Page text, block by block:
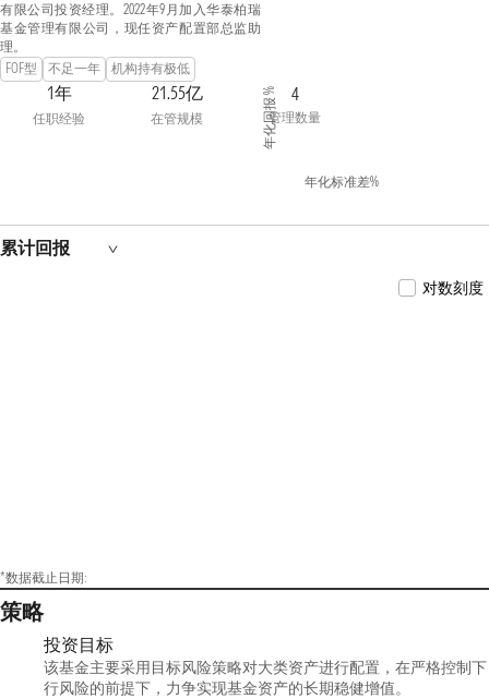
有限公司投资经理。2022年9月加入华泰柏瑞
基金管理有限公司，现任资产配置部总监助
理。
FOF型
不足一年 机构持有极低
1年
任职经验
21.55亿
在管规模
4
管理数量
年化回报 %
年化标准差%
累计回报
对数刻度
*数据截止日期:
策略
投资目标
该基金主要采用目标风险策略对大类资产进行配置，在严格控制下
行风险的前提下，力争实现基金资产的长期稳健增值。